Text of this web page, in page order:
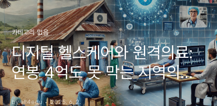
카테고리 없음
디지털 헬스케어와 원격의료:
연봉 4억도 못 막는 지역의료
붕괴의 해법
by all4edu 2025. 6. 2.